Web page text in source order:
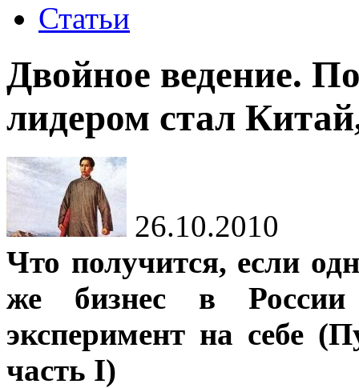
Статьи
Двойное ведение.
лидером стал
26.10.2010
Что получится, если
же бизнес в
эксперимент на себе
часть I)